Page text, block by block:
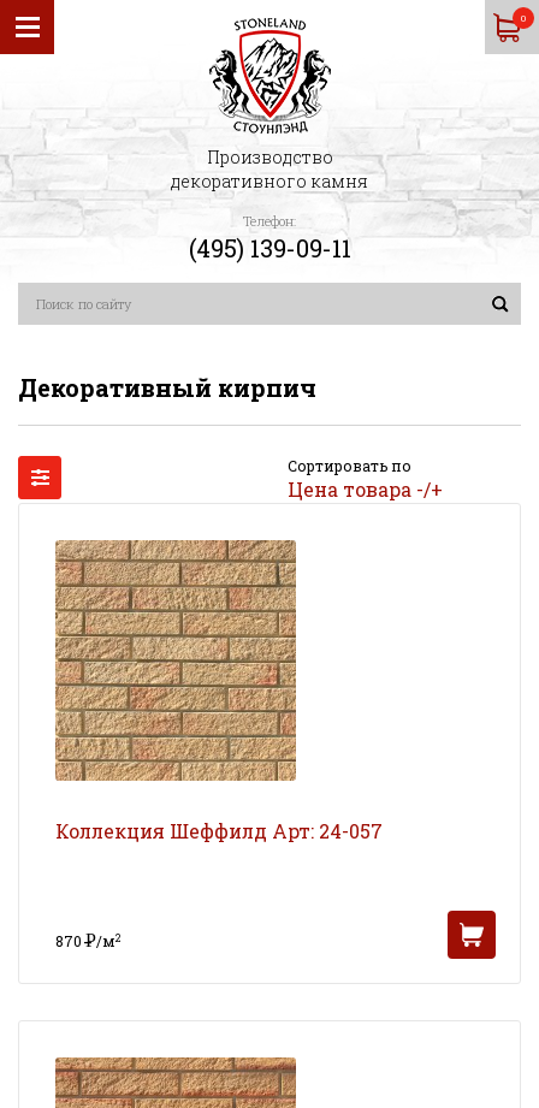
0
Производство
декоративного камня
Телефон:
(495) 139-09-11
Декоративный кирпич
Сортировать по
Цена товара -/+
Коллекция Шеффилд Арт: 24-057
870Р/м2